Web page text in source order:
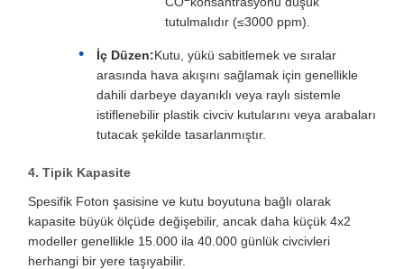
tutulmalıdır (≤3000 ppm).
İç Düzen:Kutu, yükü sabitlemek ve sıralar
arasında hava akışını sağlamak için genellikle
dahili darbeye dayanıklı veya raylı sistemle
istiflenebilir plastik civciv kutularını veya arabaları
tutacak şekilde tasarlanmıştır.
4. Tipik Kapasite
Spesifik Foton şasisine ve kutu boyutuna bağlı olarak
kapasite büyük ölçüde değişebilir, ancak daha küçük 4x2
modeller genellikle 15.000 ila 40.000 günlük civcivleri
herhangi bir yere taşıyabilir.